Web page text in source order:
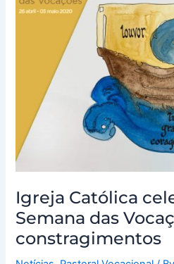
Igreja Católica
Semana das
constragimentos
Católica
Vocações
ainda
com
constragimentos